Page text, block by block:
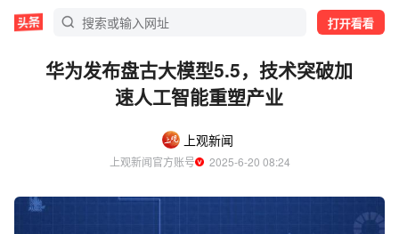
打开看看
华为发布盘古大模型5.5，技术突破加
速人工智能重塑产业
上观新闻
上观新闻官方账号
  2025-6-20 08:24